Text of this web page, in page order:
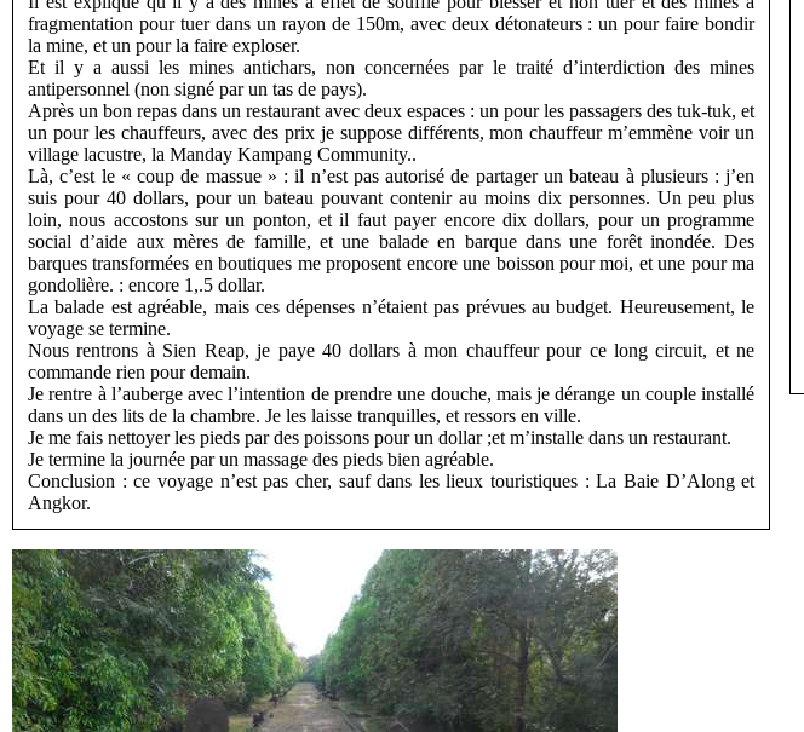
fragmentation pour tuer dans un rayon de 150m, avec deux détonateurs : un pour faire bondir
la mine, et un pour la faire exploser.
Et il y a aussi les mines antichars, non concernées par le traité d’interdiction des mines
antipersonnel (non signé par un tas de pays).
Après un bon repas dans un restaurant avec deux espaces : un pour les passagers des tuk-tuk, et
un pour les chauffeurs, avec des prix je suppose différents, mon chauffeur m’emmène voir un
village lacustre, la Manday Kampang Community..
Là, c’est le « coup de massue » : il n’est pas autorisé de partager un bateau à plusieurs : j’en
suis pour 40 dollars, pour un bateau pouvant contenir au moins dix personnes. Un peu plus
loin, nous accostons sur un ponton, et il faut payer encore dix dollars, pour un programme
social d’aide aux mères de famille, et une balade en barque dans une forêt inondée. Des
barques transformées en boutiques me proposent encore une boisson pour moi, et une pour ma
gondolière. : encore 1,.5 dollar.
La balade est agréable, mais ces dépenses n’étaient pas prévues au budget. Heureusement, le
voyage se termine.
Nous rentrons à Sien Reap, je paye 40 dollars à mon chauffeur pour ce long circuit, et ne
commande rien pour demain.
Je rentre à l’auberge avec l’intention de prendre une douche, mais je dérange un couple installé
dans un des lits de la chambre. Je les laisse tranquilles, et ressors en ville.
Je me fais nettoyer les pieds par des poissons pour un dollar ;et m’installe dans un restaurant.
Je termine la journée par un massage des pieds bien agréable.
Conclusion : ce voyage n’est pas cher, sauf dans les lieux touristiques : La Baie D’Along et
Angkor.